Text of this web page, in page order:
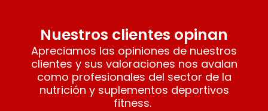
Nuestros clientes opinan
Apreciamos las opiniones de nuestros
clientes y sus valoraciones nos avalan
como profesionales del sector de la
nutrición y suplementos deportivos
fitness.